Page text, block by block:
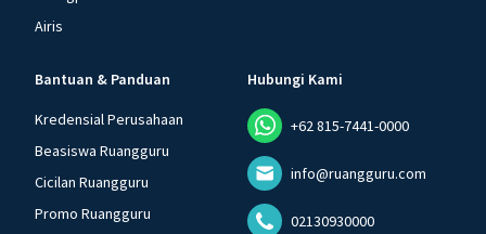
Airis
Bantuan & Panduan
Kredensial Perusahaan
Beasiswa Ruangguru
Cicilan Ruangguru
Promo Ruangguru
Hubungi Kami
+62 815-7441-0000
info@ruangguru.com
02130930000